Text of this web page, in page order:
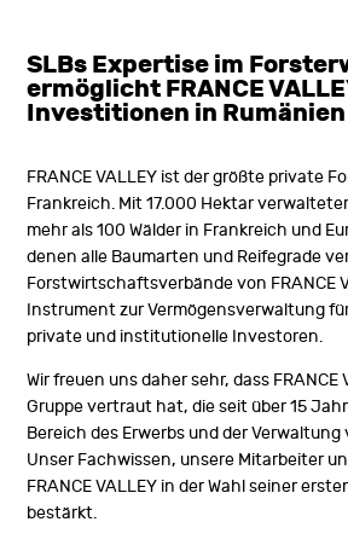
SLBs Expertise im
ermöglicht FRANCE
Investitionen in Rumänien
FRANCE VALLEY ist der größte private
Frankreich. Mit 17.000 Hektar
mehr als 100 Wälder in Frankreich und
denen alle Baumarten und Reifegrade
Forstwirtschaftsverbände von FRANCE
Instrument zur Vermögensverwaltung
private und institutionelle Investoren.
Wir freuen uns daher sehr, dass FRANCE
Gruppe vertraut hat, die seit über 15
Bereich des Erwerbs und der
Unser Fachwissen, unsere Mitarbeiter
FRANCE VALLEY in der Wahl seiner
bestärkt.